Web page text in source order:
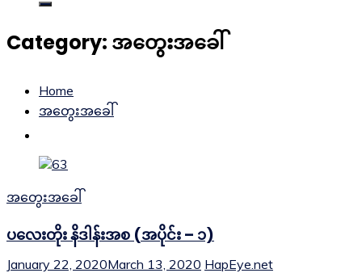
Category: အတွေးအခေါ်
Home
အတွေးအခေါ်
အတွေးအခေါ်
ပလေးတိုး နိဒါန်းအစ (အပိုင်း – ၁)
January 22, 2020March 13, 2020 HapEye.net